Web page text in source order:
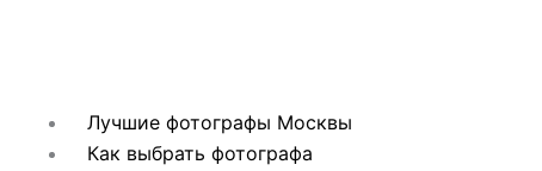
Лучшие фотографы Москвы
Как выбрать фотографа